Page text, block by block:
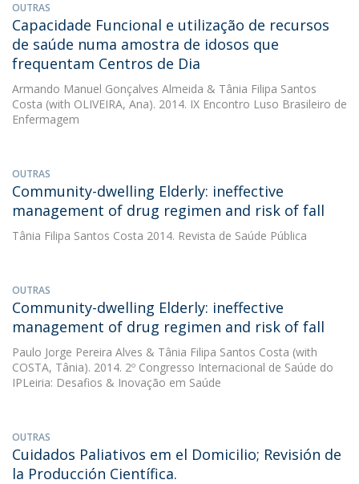
OUTRAS
Capacidade Funcional e utilização de recursos
de saúde numa amostra de idosos que
frequentam Centros de Dia
Armando Manuel Gonçalves Almeida & Tânia Filipa Santos
Costa (with OLIVEIRA, Ana). 2014. IX Encontro Luso Brasileiro de
Enfermagem
OUTRAS
Community-dwelling Elderly: ineffective
management of drug regimen and risk of fall
Tânia Filipa Santos Costa 2014. Revista de Saúde Pública
OUTRAS
Community-dwelling Elderly: ineffective
management of drug regimen and risk of fall
Paulo Jorge Pereira Alves & Tânia Filipa Santos Costa (with
COSTA, Tânia). 2014. 2º Congresso Internacional de Saúde do
IPLeiria: Desafios & Inovação em Saúde
OUTRAS
Cuidados Paliativos em el Domicilio; Revisión de
la Producción Científica.